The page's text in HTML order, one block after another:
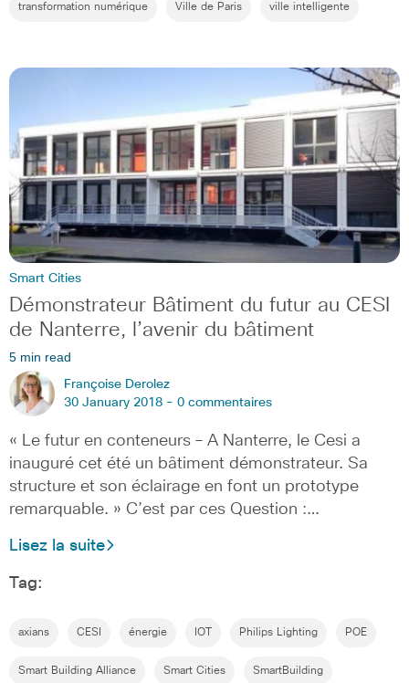
transformation numérique Ville de Paris ville intelligente
Smart Cities
Démonstrateur Bâtiment du futur au CESI
de Nanterre, l’avenir du bâtiment
5 min read
Françoise Derolez
30 January 2018 - 0 commentaires
« Le futur en conteneurs – A Nanterre, le Cesi a
inauguré cet été un bâtiment démonstrateur. Sa
structure et son éclairage en font un prototype
remarquable. » C’est par ces Question :…
Lisez la suite
Tag:
axians CESI énergie IOT Philips Lighting POE
Smart Building Alliance Smart Cities SmartBuilding